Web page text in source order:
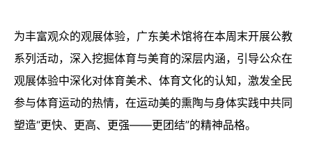
为丰富观众的观展体验，广东美术馆将在本周末开展公教
系列活动，深入挖掘体育与美育的深层内涵，引导公众在
观展体验中深化对体育美术、体育文化的认知，激发全民
参与体育运动的热情，在运动美的熏陶与身体实践中共同
塑造“更快、更高、更强——更团结”的精神品格。